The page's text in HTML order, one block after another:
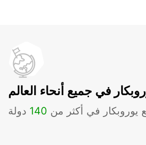
في جميع أنحاء العالم
يوروبكار في أكثر من 140 دولة